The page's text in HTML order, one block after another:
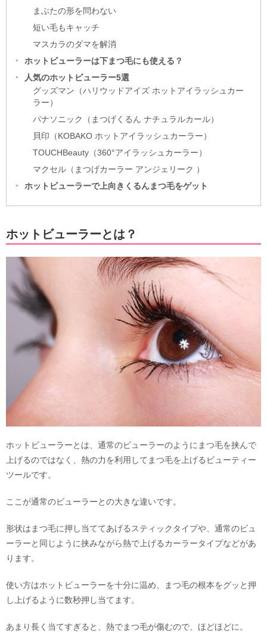
まぶたの形を問わない
短い毛もキャッチ
マスカラのダマを解消
ホットビューラーは下まつ毛にも使える？
人気のホットビューラー5選
グッズマン（ハリウッドアイズ ホットアイラッシュカー
ラー）
パナソニック（まつげくるん ナチュラルカール）
貝印（KOBAKO ホットアイラッシュカーラー）
TOUCHBeauty（360°アイラッシュカーラー）
マクセル（まつげカーラー アンジェリーク ）
ホットビューラーで上向きくるんまつ毛をゲット
ホットビューラーとは？
ホットビューラーとは、通常のビューラーのようにまつ毛を挟んで
上げるのではなく、熱の力を利用してまつ毛を上げるビューティー
ツールです。
ここが通常のビューラーとの大きな違いです。
形状はまつ毛に押し当ててあげるスティックタイプや、通常のビュ
ーラーと同じように挟みながら熱で上げるカーラータイプなどがあ
ります。
使い方はホットビューラーを十分に温め、まつ毛の根本をグッと押
し上げるように数秒押し当てます。
あまり長く当てすぎると、熱でまつ毛が傷むので、ほどほどに。